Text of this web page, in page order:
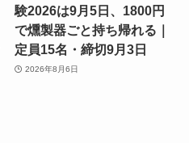
験2026は9月5日、1800円
で燻製器ごと持ち帰れる｜
定員15名・締切9月3日
2026年8月6日